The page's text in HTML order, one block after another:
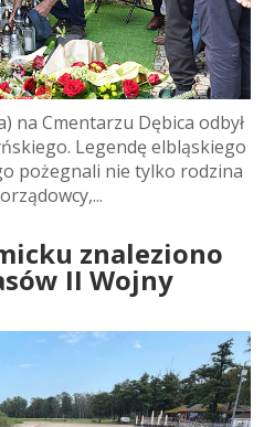
na Cmentarzu Dębica odbył
Legendę elbląskiego
pożegnali nie tylko rodzina
znaleziono
II Wojny